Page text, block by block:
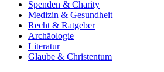
Spenden & Charity
Medizin & Gesundheit
Recht & Ratgeber
Archäologie
Literatur
Glaube & Christentum